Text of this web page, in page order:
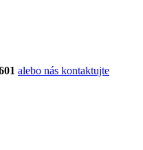
alebo nás kontaktujte